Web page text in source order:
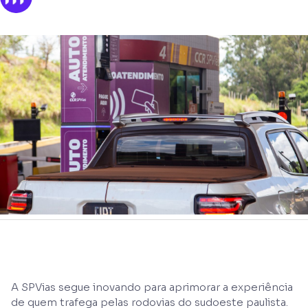
A SPVias segue inovando para aprimorar a experiência
de quem trafega pelas rodovias do sudoeste paulista.